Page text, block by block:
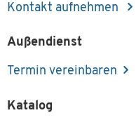
Kontakt aufnehmen
Außendienst
Termin vereinbaren
Katalog